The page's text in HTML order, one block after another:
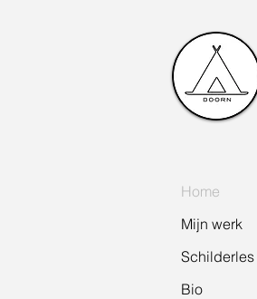
Home
Mijn werk
Schilderles
Bio